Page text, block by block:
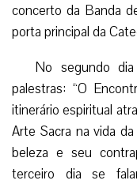
concerto da Banda
porta principal da
No segundo
palestras: “O
itinerário espiritual
Arte Sacra na vida
beleza e seu
terceiro dia se